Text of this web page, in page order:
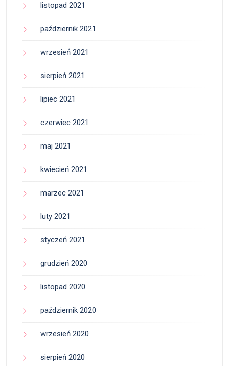
listopad 2021
październik 2021
wrzesień 2021
sierpień 2021
lipiec 2021
czerwiec 2021
maj 2021
kwiecień 2021
marzec 2021
luty 2021
styczeń 2021
grudzień 2020
listopad 2020
październik 2020
wrzesień 2020
sierpień 2020